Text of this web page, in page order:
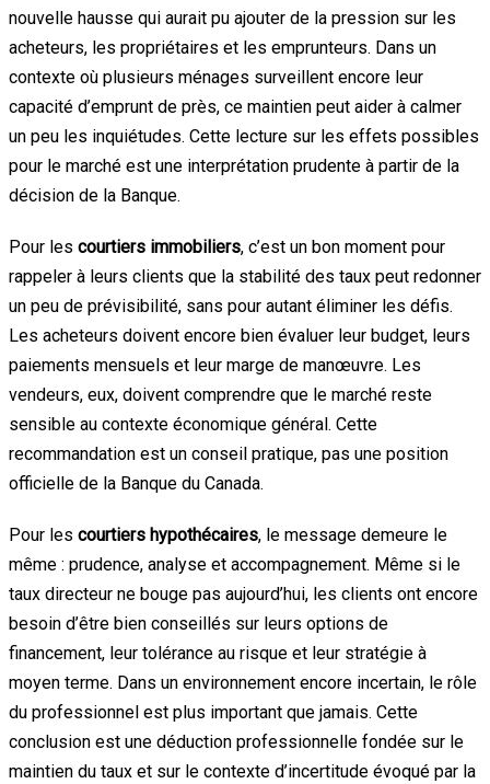
nouvelle hausse qui aurait pu ajouter de la pression sur les
acheteurs, les propriétaires et les emprunteurs. Dans un
contexte où plusieurs ménages surveillent encore leur
capacité d’emprunt de près, ce maintien peut aider à calmer
un peu les inquiétudes. Cette lecture sur les effets possibles
pour le marché est une interprétation prudente à partir de la
décision de la Banque.
Pour les courtiers immobiliers, c’est un bon moment pour
rappeler à leurs clients que la stabilité des taux peut redonner
un peu de prévisibilité, sans pour autant éliminer les défis.
Les acheteurs doivent encore bien évaluer leur budget, leurs
paiements mensuels et leur marge de manœuvre. Les
vendeurs, eux, doivent comprendre que le marché reste
sensible au contexte économique général. Cette
recommandation est un conseil pratique, pas une position
officielle de la Banque du Canada.
Pour les courtiers hypothécaires, le message demeure le
même : prudence, analyse et accompagnement. Même si le
taux directeur ne bouge pas aujourd’hui, les clients ont encore
besoin d’être bien conseillés sur leurs options de
financement, leur tolérance au risque et leur stratégie à
moyen terme. Dans un environnement encore incertain, le rôle
du professionnel est plus important que jamais. Cette
conclusion est une déduction professionnelle fondée sur le
maintien du taux et sur le contexte d’incertitude évoqué par la